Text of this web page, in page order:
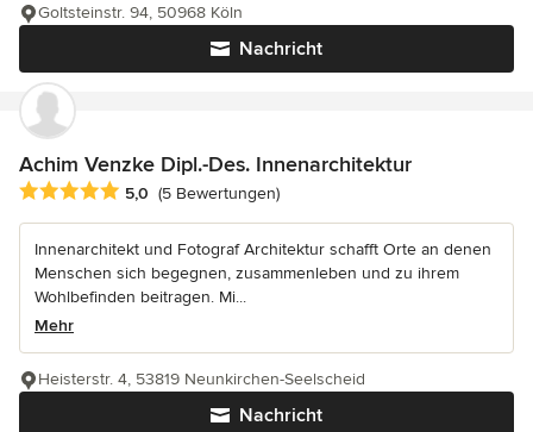
Nachricht
Goltsteinstr. 94, 50968 Köln
Achim Venzke Dipl.-Des. Innenarchitektur
Durchschnittliche Bewertung: 5 von 5 Sternen
5,0 (5 Bewertungen)
Innenarchitekt und Fotograf Architektur schafft Orte an denen
Menschen sich begegnen, zusammenleben und zu ihrem
Wohlbefinden beitragen. Mi...
Mehr
Nachricht
Heisterstr. 4, 53819 Neunkirchen-Seelscheid